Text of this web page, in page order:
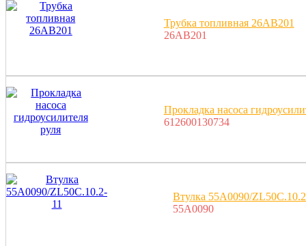
Трубка топливная 26AB201
26AB201
Прокладка насоса
612600130734
Втулка 55A0090/
55A0090